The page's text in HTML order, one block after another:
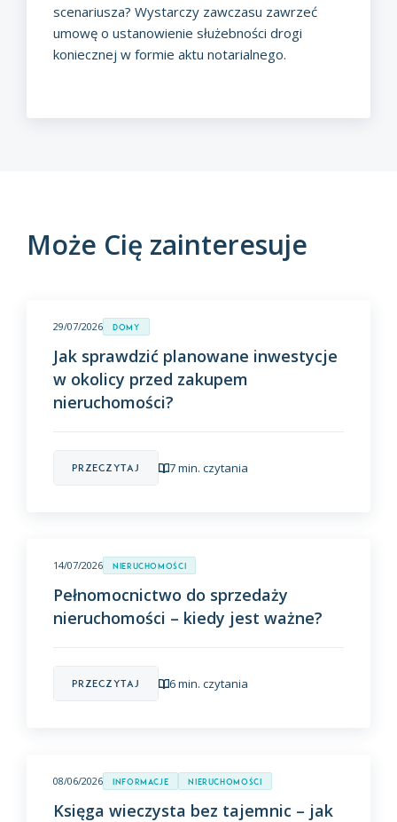
scenariusza? Wystarczy zawczasu zawrzeć
umowę o ustanowienie służebności drogi
koniecznej w formie aktu notarialnego.
Może Cię zainteresuje
29/07/2026 Domy
Jak sprawdzić planowane inwestycje
w okolicy przed zakupem
nieruchomości?
Przeczytaj 7 min. czytania
14/07/2026 Nieruchomości
Pełnomocnictwo do sprzedaży
nieruchomości – kiedy jest ważne?
Przeczytaj 6 min. czytania
08/06/2026 Informacje Nieruchomości
Księga wieczysta bez tajemnic – jak